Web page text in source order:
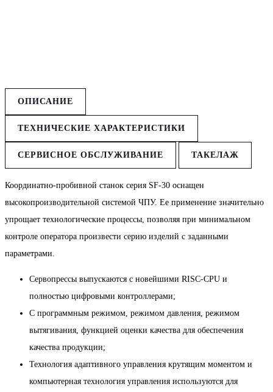
ОПИСАНИЕ
ТЕХНИЧЕСКИЕ ХАРАКТЕРИСТИКИ
СЕРВИСНОЕ ОБСЛУЖИВАНИЕ ТАКЕЛАЖ
Координатно-пробивной станок серия SF-30 оснащен
высокопроизводительной системой ЧПУ. Ее применение значительно
упрощает технологические процессы, позволяя при минимальном
контроле оператора произвести серию изделий с заданными
параметрами.
Сервопрессы выпускаются с новейшими RISC-CPU и
полностью цифровыми контроллерами;
С программным режимом, режимом давления, режимом
вытягивания, функцией оценки качества для обеспечения
качества продукции;
Технология адаптивного управления крутящим моментом и
компьютерная технология управления используются для